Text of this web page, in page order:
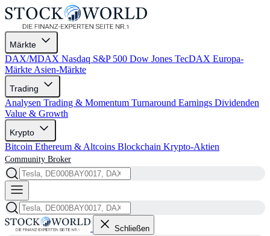
Märkte
DAX/MDAX Nasdaq S&P 500 Dow Jones TecDAX Europa-
Märkte Asien-Märkte
Trading
Analysen Trading & Momentum Turnaround Earnings Dividenden
Value & Growth
Krypto
Bitcoin Ethereum & Altcoins Blockchain Krypto-Aktien
Community Broker
Schließen